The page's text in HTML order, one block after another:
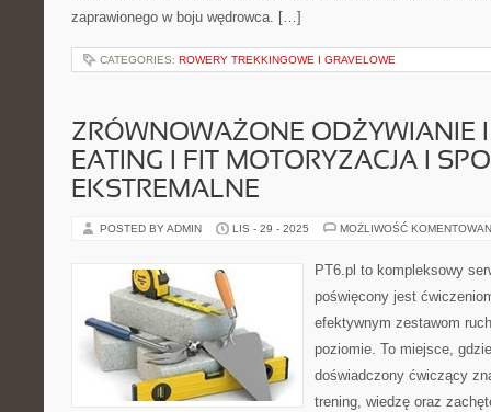
zaprawionego w boju wędrowca. […]
CATEGORIES: ROWERY TREKKINGOWE I GRAVELOWE
ZRÓWNOWAŻONE ODŻYWIANIE
EATING I FIT MOTORYZACJA I
EKSTREMALNE
POSTED BY ADMIN LIS - 29 - 2025 MOŻLIWOŚĆ
PT6.pl to kompleksowy
poświęcony jest
efektywnym zestawom
poziomie. To miejsce,
doświadczony ćwiczący
trening, wiedzę oraz